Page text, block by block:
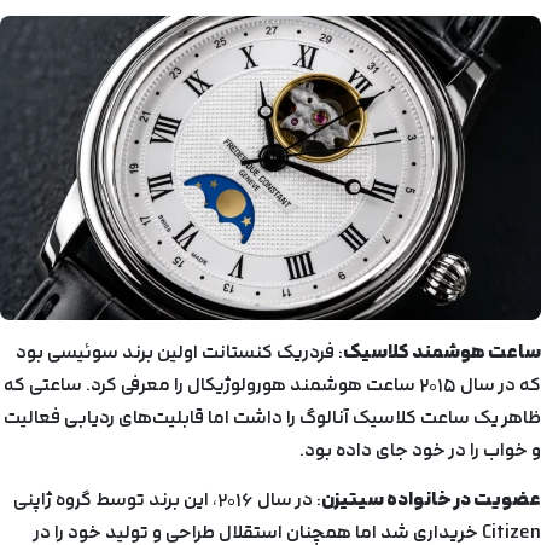
ساعت هوشمند کلاسیک: فردریک کنستانت اولین برند سوئیسی بود
که در سال ۲۰۱۵ ساعت هوشمند هورولوژیکال را معرفی کرد. ساعتی که
ظاهر یک ساعت کلاسیک آنالوگ را داشت اما قابلیت‌های ردیابی فعالیت
و خواب را در خود جای داده بود.
عضویت در خانواده سیتیزن
: در سال ۲۰۱۶، این برند توسط گروه ژاپنی
Citizen خریداری شد اما همچنان استقلال طراحی و تولید خود را در